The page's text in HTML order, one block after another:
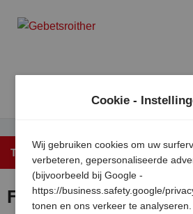
Terug naar het overzicht
FKK Camp Textil
Cookie -
Wij gebruiken cookies om uw
verbeteren, gepersonaliseerde
(bijvoorbeeld bij Google -
https://business.safety.google/
tonen en ons verkeer te